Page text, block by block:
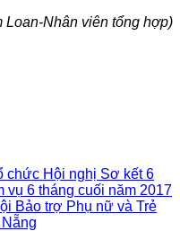
Loan-Nhân viên tổng hợp)
chức Hội nghị Sơ kết 6
vụ 6 tháng cuối năm 2017
Bảo trợ Phụ nữ và Trẻ